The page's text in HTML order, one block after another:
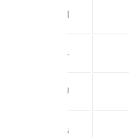
عند تفكيك
لا ينصح
نقل الأثاث ليس